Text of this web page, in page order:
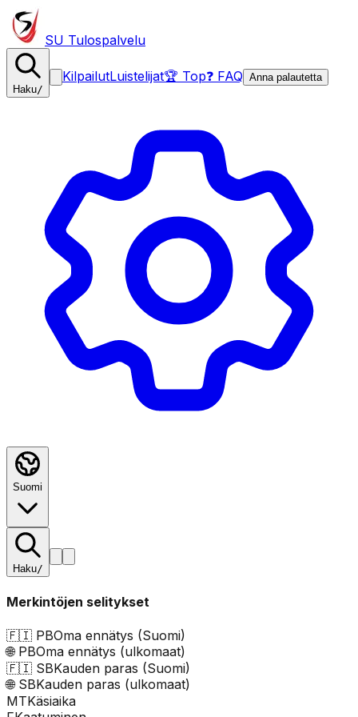
SU Tulospalvelu
Haku/
KilpailutLuistelijat🏆 Top❓ FAQ Anna palautetta
Suomi
Haku/
Merkintöjen selitykset
🇫🇮 PBOma ennätys (Suomi)
🌐PBOma ennätys (ulkomaat)
🇫🇮 SBKauden paras (Suomi)
🌐SBKauden paras (ulkomaat)
MTKäsiaika